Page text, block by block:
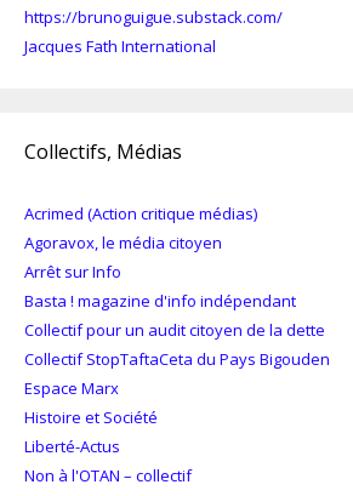
https://brunoguigue.substack.com/
Jacques Fath International
Collectifs, Médias
Acrimed (Action critique médias)
Agoravox, le média citoyen
Arrêt sur Info
Basta ! magazine d'info indépendant
Collectif pour un audit citoyen de la dette
Collectif StopTaftaCeta du Pays Bigouden
Espace Marx
Histoire et Société
Liberté-Actus
Non à l'OTAN – collectif